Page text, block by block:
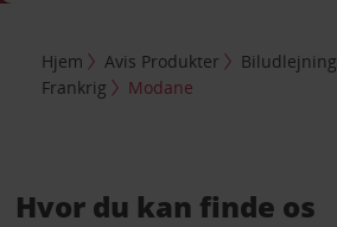
Hjem Avis Produkter Biludlejning
Frankrig
Modane
Hvor du kan finde os